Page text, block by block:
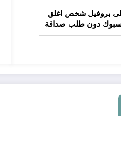
بروفيل شخص اغلق
دون طلب صداقة
.. الاطلاع على محتوى صفحة شخص اغلق ملفه
طلب صداقة